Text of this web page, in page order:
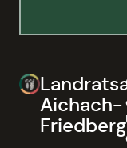
Aichach-
Friedberg